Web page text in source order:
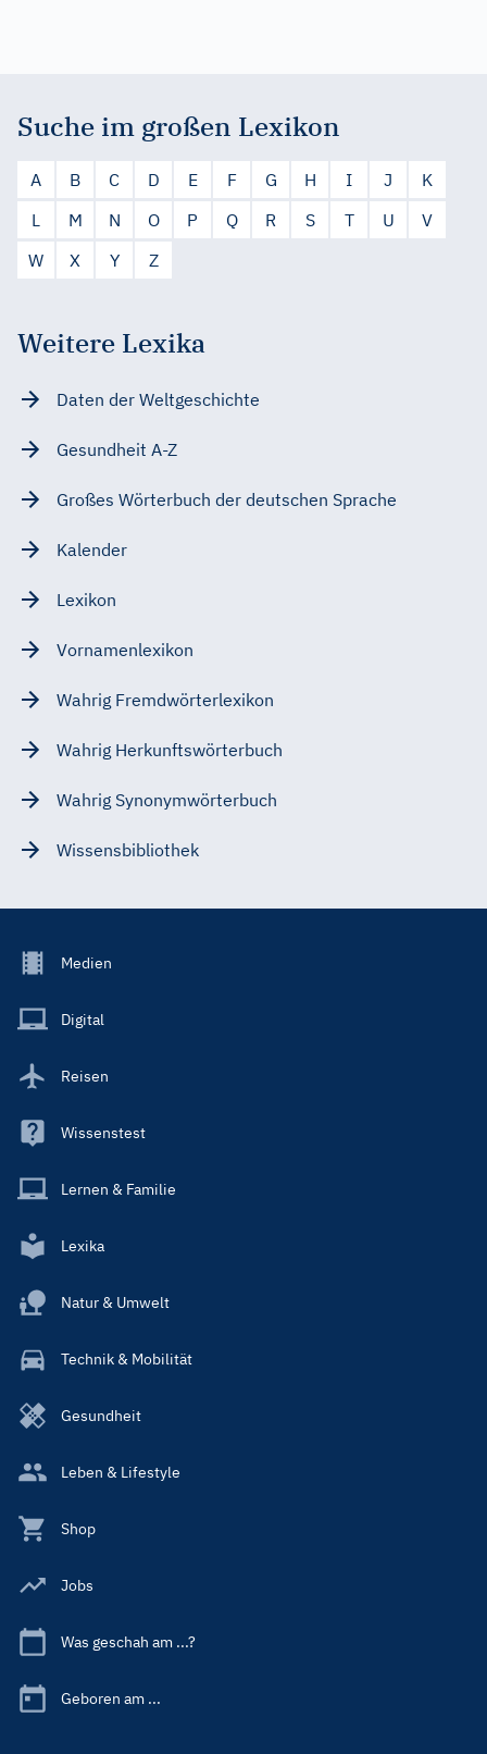
Suche im großen Lexikon
A B C D E F G H I J
K
L
M N O P Q R S T U
V
W
X Y Z
Weitere Lexika
Daten der Weltgeschichte
Gesundheit A-Z
Großes Wörterbuch der deutschen Sprache
Kalender
Lexikon
Vornamenlexikon
Wahrig Fremdwörterlexikon
Wahrig Herkunftswörterbuch
Wahrig Synonymwörterbuch
Wissensbibliothek
Footer
Main
Medien
Digital
Reisen
Wissenstest
Lernen & Familie
Lexika
Natur & Umwelt
Technik & Mobilität
Gesundheit
Leben & Lifestyle
Shop
Jobs
Was geschah am ...?
Geboren am ...